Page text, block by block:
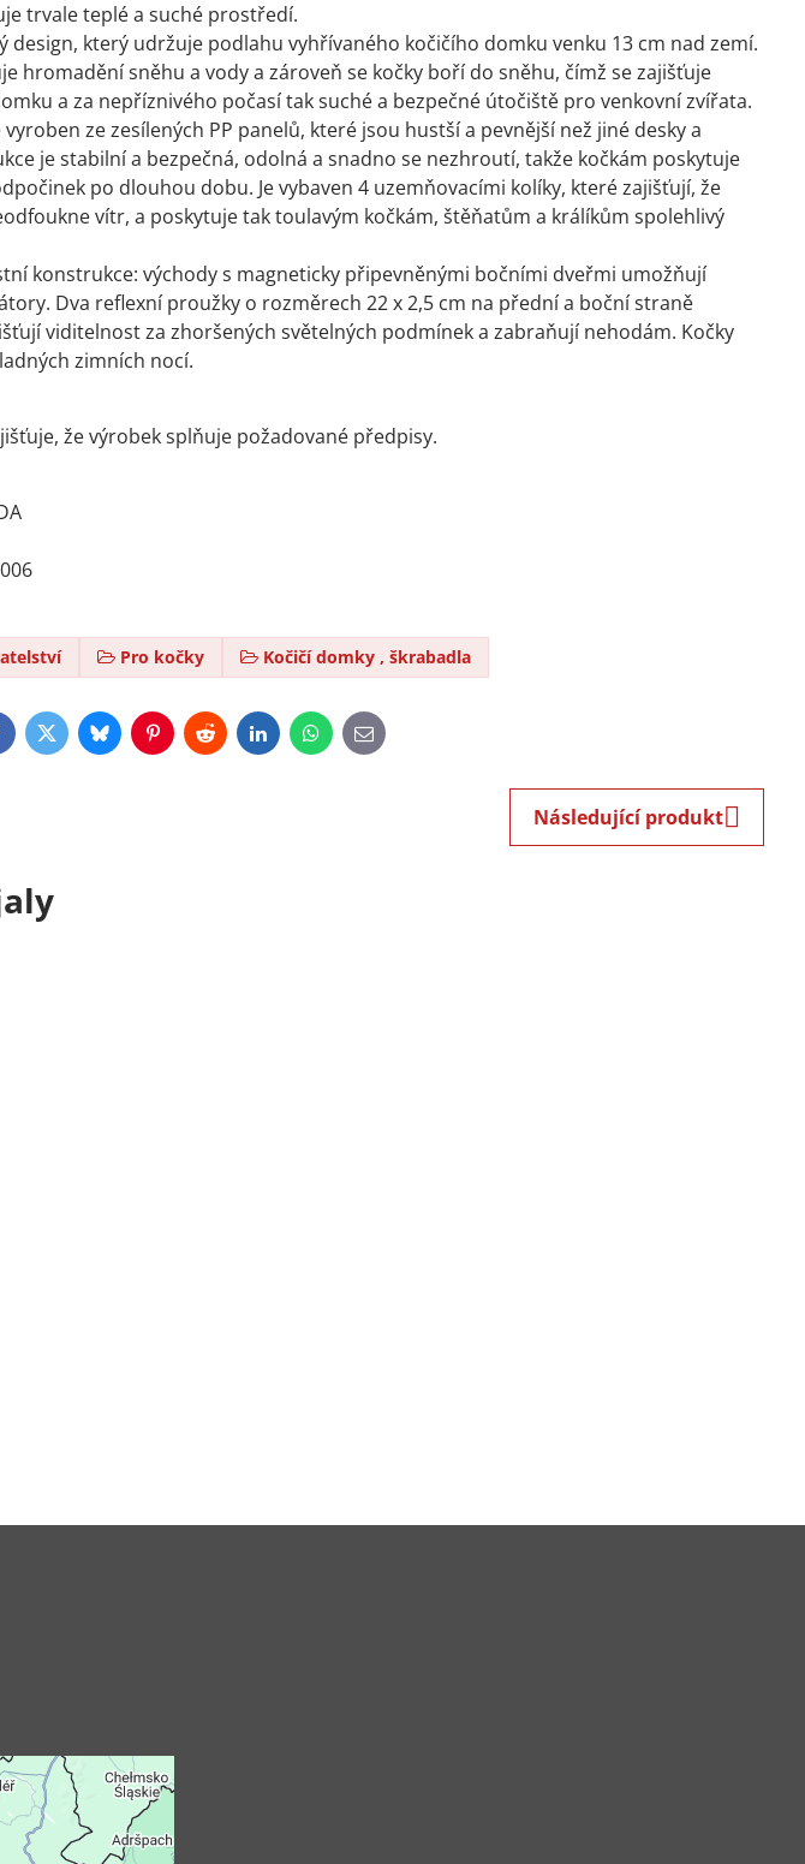
trvale teplé a suché prostředí.
design, který udržuje podlahu vyhřívaného kočičího domku venku 13 cm nad zemí.
hromadění sněhu a vody a zároveň se kočky boří do sněhu, čímž se zajišťuje
a za nepříznivého počasí tak suché a bezpečné útočiště pro venkovní zvířata.
ze zesílených PP panelů, které jsou hustší a pevnější než jiné desky a
je stabilní a bezpečná, odolná a snadno se nezhroutí, takže kočkám poskytuje
po dlouhou dobu. Je vybaven 4 uzemňovacími kolíky, které zajišťují, že
vítr, a poskytuje tak toulavým kočkám, štěňatům a králíkům spolehlivý
konstrukce: východy s magneticky připevněnými bočními dveřmi umožňují
Dva reflexní proužky o rozměrech 22 x 2,5 cm na přední a boční straně
viditelnost za zhoršených světelných podmínek a zabraňují nehodám. Kočky
zimních nocí.
že výrobek splňuje požadované předpisy.
Pro kočky Kočičí domky , škrabadla
TwitterBlueskyPinterestRedditLinkedInWhatsApp
E-
mail
Následující produkt